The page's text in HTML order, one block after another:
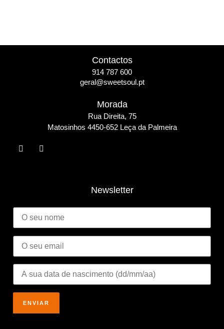
Contactos
914 787 600
geral@sweetsoul.pt
Morada
Rua Direita, 75
Matosinhos 4450-652 Leça da Palmeira
Newsletter